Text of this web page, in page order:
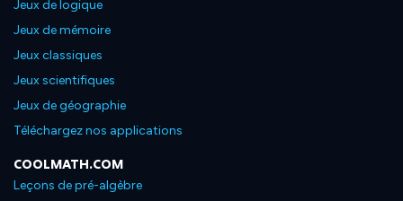
Jeux de logique
Jeux de mémoire
Jeux classiques
Jeux scientifiques
Jeux de géographie
Téléchargez nos applications
COOLMATH.COM
Leçons de pré-algèbre